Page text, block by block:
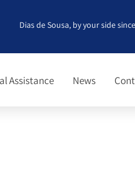
Dias de Sousa, by your side
Assistance News